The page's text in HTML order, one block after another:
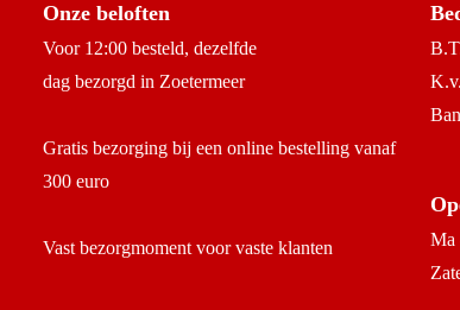
Onze beloften
Voor 12:00 besteld, dezelfde
dag bezorgd in Zoetermeer
Gratis bezorging bij een online bestelling vanaf
300 euro
Vast bezorgmoment voor vaste klanten
Ma